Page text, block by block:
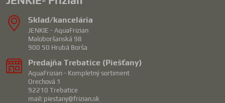
Sklad/kancelária
JENKIE - AquaFrizian
Maloboršanská 98
900 50 Hrubá Borša
Predajňa Trebatice (Piešťany)
AquaFrizian - Kompletný sortiment
Orechová 1
92210 Trebatice
mail: piestany@frizian.sk